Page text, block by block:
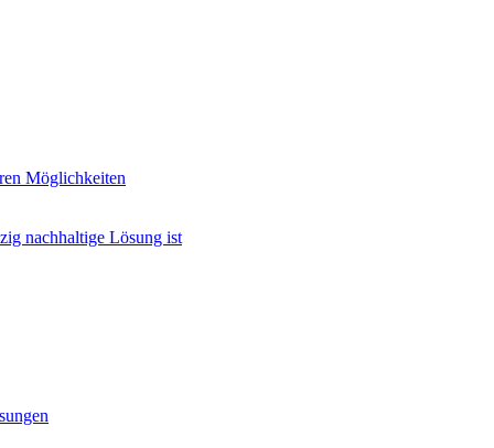
Möglichkeiten
nachhaltige Lösung ist